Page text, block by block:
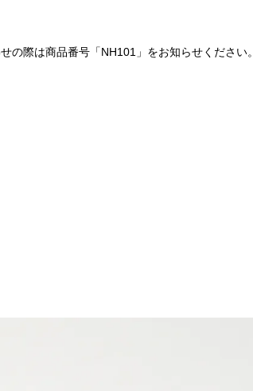
の際は商品番号「NH101」をお知らせください。